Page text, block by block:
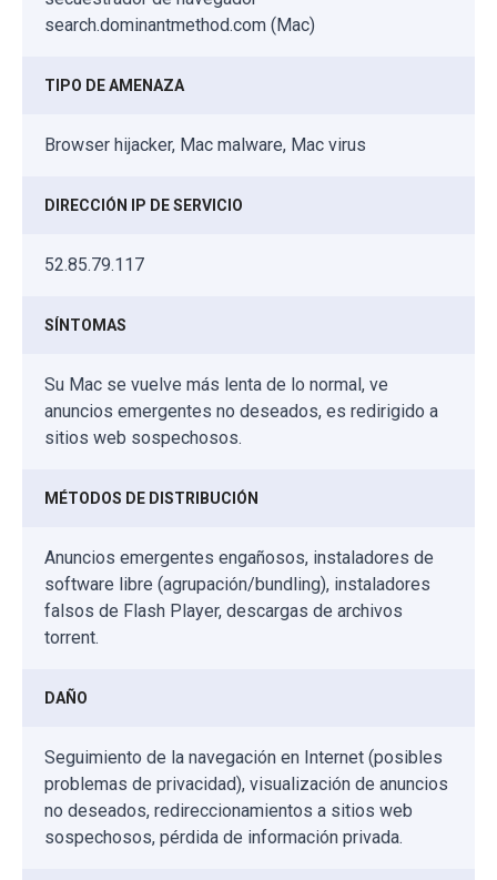
search.dominantmethod.com (Mac)
TIPO DE AMENAZA
Browser hijacker, Mac malware, Mac virus
DIRECCIÓN IP DE SERVICIO
52.85.79.117
SÍNTOMAS
Su Mac se vuelve más lenta de lo normal, ve
anuncios emergentes no deseados, es redirigido a
sitios web sospechosos.
MÉTODOS DE DISTRIBUCIÓN
Anuncios emergentes engañosos, instaladores de
software libre (agrupación/bundling), instaladores
falsos de Flash Player, descargas de archivos
torrent.
DAÑO
Seguimiento de la navegación en Internet (posibles
problemas de privacidad), visualización de anuncios
no deseados, redireccionamientos a sitios web
sospechosos, pérdida de información privada.